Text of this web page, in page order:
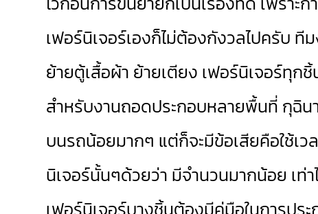
เฟอร์นิเจอร์เองก็ไม่ต้องกังวลไปครับ ที
ย้ายตู้เสื้อผ้า ย้ายเตียง เฟอร์นิเจอร์ทุก
สำหรับงานถอดประกอบหลายพื้นที่ กุฉิ
บนรถน้อยมากๆ แต่ก็จะมีข้อเสียคือใช้เ
นิเจอร์นั้นๆด้วยว่า มีจำนวนมากน้อย เท่